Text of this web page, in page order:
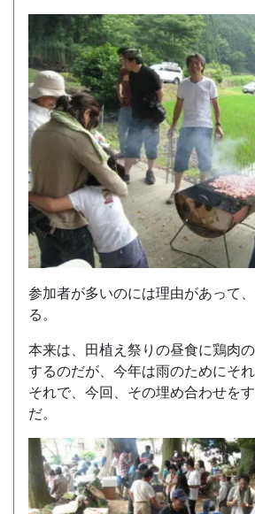
参加者が多いのには理由があって
る。
本来は、田植え祭りの昼食に鶏肉
するのだが、今年は雨のためにそれ
それで、今回、その埋め合わせを
だ。